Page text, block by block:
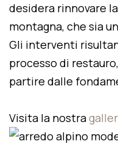
desidera rinnovare
montagna, che sia
Gli interventi
processo di
partire dalle
Visita la nostra